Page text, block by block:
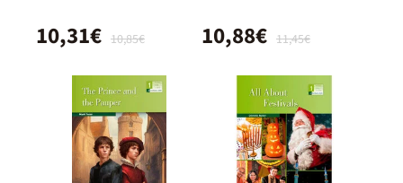
10,85€
10,31€ 11,45€
10,88€